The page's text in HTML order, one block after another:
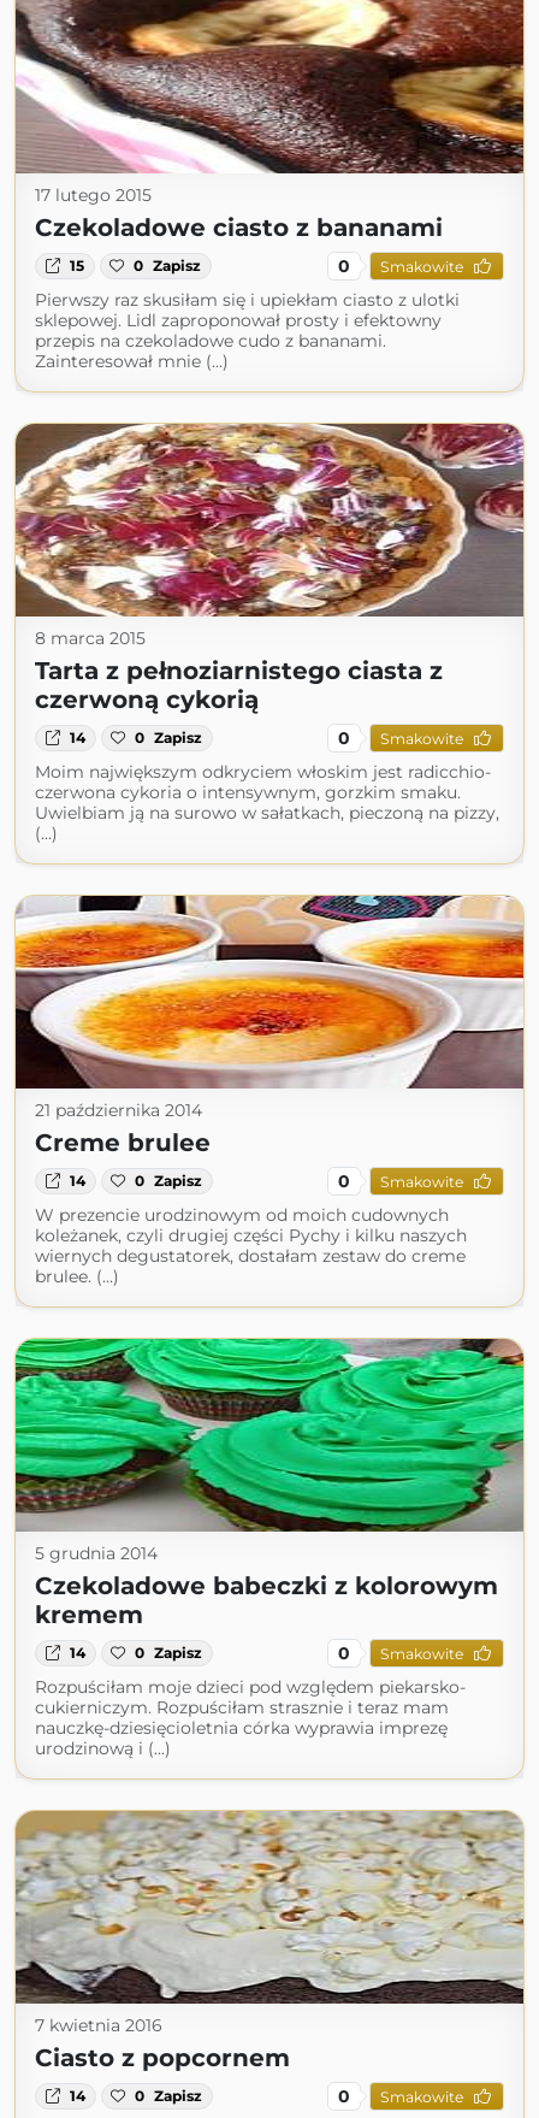
17 lutego 2015
Czekoladowe ciasto z bananami
15 0 Zapisz 0 Smakowite
Pierwszy raz skusiłam się i upiekłam ciasto z ulotki
sklepowej. Lidl zaproponował prosty i efektowny
przepis na czekoladowe cudo z bananami.
Zainteresował mnie (...)
8 marca 2015
Tarta z pełnoziarnistego ciasta z
czerwoną cykorią
14 0 Zapisz 0 Smakowite
Moim największym odkryciem włoskim jest radicchio-
czerwona cykoria o intensywnym, gorzkim smaku.
Uwielbiam ją na surowo w sałatkach, pieczoną na pizzy,
(...)
21 października 2014
Creme brulee
14 0 Zapisz 0 Smakowite
W prezencie urodzinowym od moich cudownych
koleżanek, czyli drugiej części Pychy i kilku naszych
wiernych degustatorek, dostałam zestaw do creme
brulee. (...)
5 grudnia 2014
Czekoladowe babeczki z kolorowym
kremem
14 0 Zapisz 0 Smakowite
Rozpuściłam moje dzieci pod względem piekarsko-
cukierniczym. Rozpuściłam strasznie i teraz mam
nauczkę-dziesięcioletnia córka wyprawia imprezę
urodzinową i (...)
7 kwietnia 2016
Ciasto z popcornem
14 0 Zapisz 0 Smakowite